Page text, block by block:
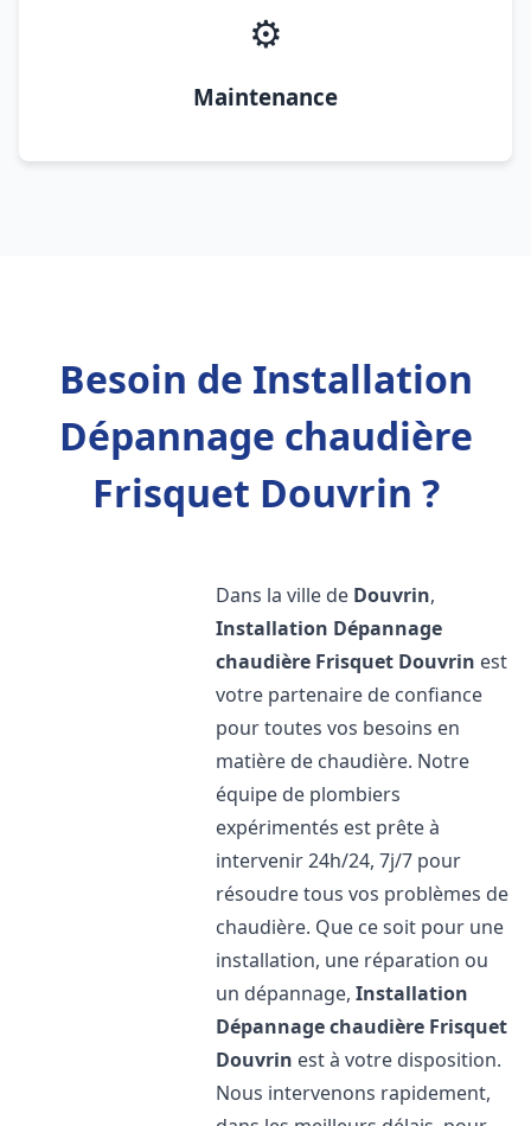
⚙️
Maintenance
Besoin de Installation
Dépannage chaudière
Frisquet Douvrin ?
Dans la ville de Douvrin,
Installation Dépannage
chaudière Frisquet Douvrin est
votre partenaire de confiance
pour toutes vos besoins en
matière de chaudière. Notre
équipe de plombiers
expérimentés est prête à
intervenir 24h/24, 7j/7 pour
résoudre tous vos problèmes de
chaudière. Que ce soit pour une
installation, une réparation ou
un dépannage,Installation
Dépannage chaudière Frisquet
Douvrin est à votre disposition.
Nous intervenons rapidement,